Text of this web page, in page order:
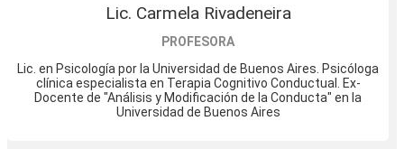
Lic. Carmela Rivadeneira
PROFESORA
Lic. en Psicología por la Universidad de Buenos Aires. Psicóloga
clínica especialista en Terapia Cognitivo Conductual. Ex-
Docente de "Análisis y Modificación de la Conducta" en la
Universidad de Buenos Aires